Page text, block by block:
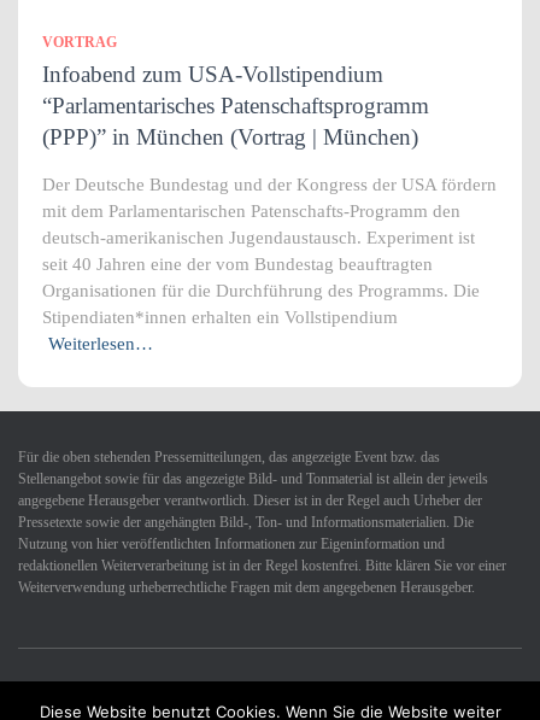
VORTRAG
Infoabend zum USA-Vollstipendium
“Parlamentarisches Patenschaftsprogramm
(PPP)” in München (Vortrag | München)
Der Deutsche Bundestag und der Kongress der USA fördern
mit dem Parlamentarischen Patenschafts-Programm den
deutsch-amerikanischen Jugendaustausch. Experiment ist
seit 40 Jahren eine der vom Bundestag beauftragten
Organisationen für die Durchführung des Programms. Die
Stipendiaten*innen erhalten ein Vollstipendium
Weiterlesen…
Für die oben stehenden Pressemitteilungen, das angezeigte Event bzw. das
Stellenangebot sowie für das angezeigte Bild- und Tonmaterial ist allein der jeweils
angegebene Herausgeber verantwortlich. Dieser ist in der Regel auch Urheber der
Pressetexte sowie der angehängten Bild-, Ton- und Informationsmaterialien. Die
Nutzung von hier veröffentlichten Informationen zur Eigeninformation und
redaktionellen Weiterverarbeitung ist in der Regel kostenfrei. Bitte klären Sie vor einer
Weiterverwendung urheberrechtliche Fragen mit dem angegebenen Herausgeber.
Datenschutzerklärung Impressum Kontakt
Diese Website benutzt Cookies. Wenn Sie die Website weiter